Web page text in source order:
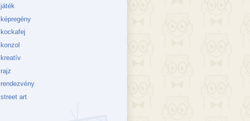
játék
képregény
kockafej
konzol
kreatív
rajz
rendezvény
street art